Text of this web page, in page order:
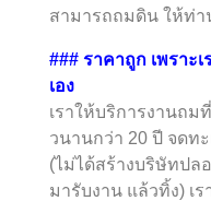
สามารถถมดิน ให้ท่า
### ราคาถูก เพราะ
เอง
เราให้บริการงานถม
วนานกว่า 20 ปี จดท
(ไม่ได้สร้างบริษัทป
มารับงาน แล้วทิ้ง) เ